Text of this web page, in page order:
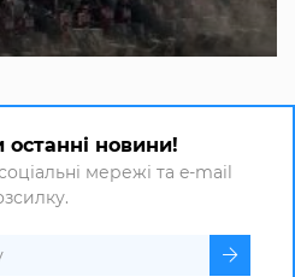
останні новини!
мережі та e-mail